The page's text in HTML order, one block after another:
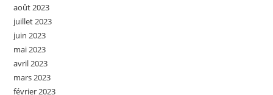
août 2023
juillet 2023
juin 2023
mai 2023
avril 2023
mars 2023
février 2023